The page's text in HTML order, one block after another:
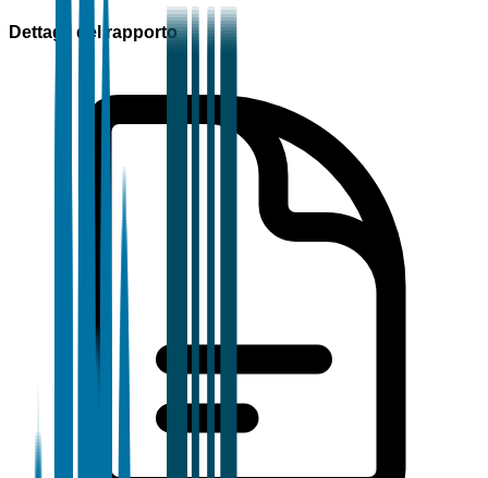
Dettagli del rapporto